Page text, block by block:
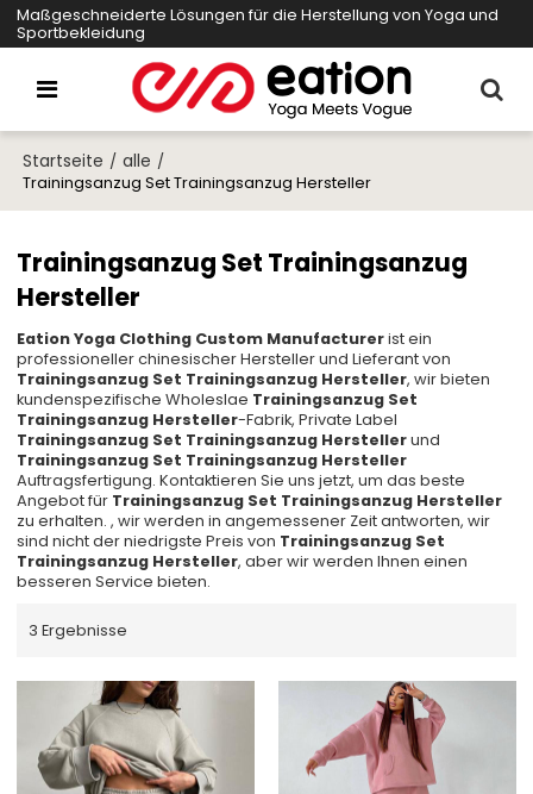
Maßgeschneiderte Lösungen für die Herstellung von Yoga und
Sportbekleidung
Startseite / alle /
Trainingsanzug Set Trainingsanzug Hersteller
Trainingsanzug Set Trainingsanzug
Hersteller
Eation Yoga Clothing Custom Manufacturerist ein
professioneller chinesischer Hersteller und Lieferant von
Trainingsanzug Set Trainingsanzug Hersteller, wir bieten
kundenspezifische Wholeslae Trainingsanzug Set
Trainingsanzug Hersteller-Fabrik, Private Label
Trainingsanzug Set Trainingsanzug Herstellerund
Trainingsanzug Set Trainingsanzug Hersteller
Auftragsfertigung. Kontaktieren Sie uns jetzt, um das beste
Angebot für Trainingsanzug Set Trainingsanzug Hersteller
zu erhalten. , wir werden in angemessener Zeit antworten, wir
sind nicht der niedrigste Preis von Trainingsanzug Set
Trainingsanzug Hersteller, aber wir werden Ihnen einen
besseren Service bieten.
3 Ergebnisse